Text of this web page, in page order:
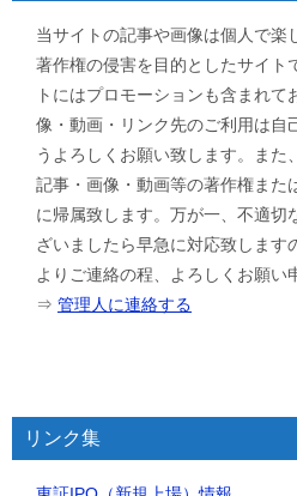
当サイトの記事や画像は個人で楽
著作権の侵害を目的としたサイト
トにはプロモーションも含まれ
像・動画・リンク先のご利用は自
うよろしくお願い致します。また
記事・画像・動画等の著作権また
に帰属致します。万が一、不適切
ざいましたら早急に対応致します
よりご連絡の程、よろしくお願い
⇒ 管理人に連絡する
リンク集